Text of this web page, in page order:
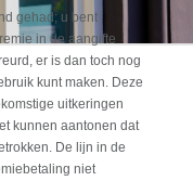
gehad; u bent
in de aangifte
er is dan toch nog
kunt maken. Deze
uitkeringen
kunnen aantonen dat
De lijn in de
niet